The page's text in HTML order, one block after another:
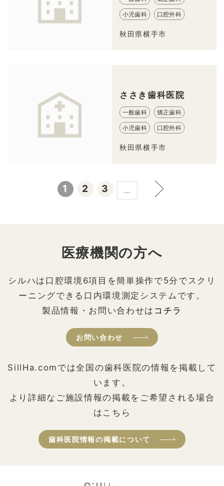
小児歯科 口腔外科
秋田県横手市
ささき歯科医院
一般歯科 矯正歯科
小児歯科 口腔外科
秋田県横手市
1 2 3 …
医療機関の方へ
シルハは口腔環境6項目を簡単操作で5分でスクリ
ーニングできる口内環境測定システムです。
製品情報・お問い合わせは コチラ
お問い合わせ
SillHa.comでは全国の歯科医院の情報を掲載して
います。
より詳細なご施設情報の掲載をご希望される場合
はこちら
歯科医院情報の掲載について